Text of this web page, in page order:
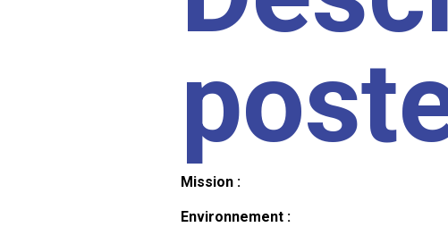
Mission :
Environnement :